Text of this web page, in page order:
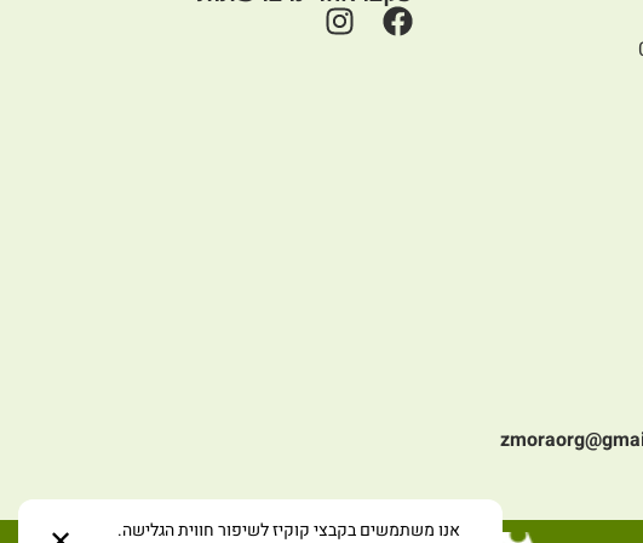
אנו משתמשים בקבצי קוקיז לשיפור חווית הגלישה.